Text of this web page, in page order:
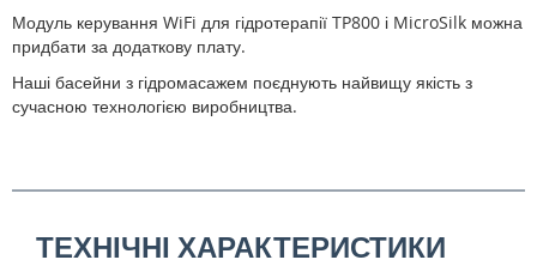
Модуль керування WiFi для гідротерапії TP800 і MicroSilk можна
придбати за додаткову плату.
Наші басейни з гідромасажем поєднують найвищу якість з
сучасною технологією виробництва.
ТЕХНІЧНІ ХАРАКТЕРИСТИКИ